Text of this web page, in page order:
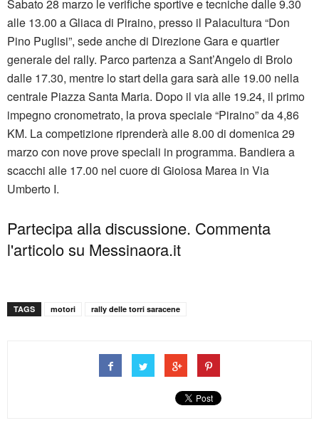
Sabato 28 marzo le verifiche sportive e tecniche dalle 9.30
alle 13.00 a Gliaca di Piraino, presso il Palacultura “Don
Pino Puglisi”, sede anche di Direzione Gara e quartier
generale del rally. Parco partenza a Sant’Angelo di Brolo
dalle 17.30, mentre lo start della gara sarà alle 19.00 nella
centrale Piazza Santa Maria. Dopo il via alle 19.24, il primo
impegno cronometrato, la prova speciale “Piraino” da 4,86
KM. La competizione riprenderà alle 8.00 di domenica 29
marzo con nove prove speciali in programma. Bandiera a
scacchi alle 17.00 nel cuore di Gioiosa Marea in Via
Umberto I.
Partecipa alla discussione. Commenta
l'articolo su Messinaora.it
TAGS motori rally delle torri saracene